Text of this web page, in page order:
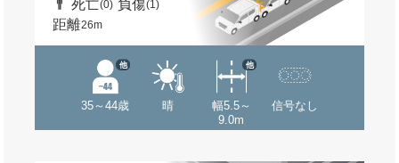
死亡(0) 負傷(1)
距離26m
35～44歳
他
晴
幅5.5～
9.0m
他
信号なし